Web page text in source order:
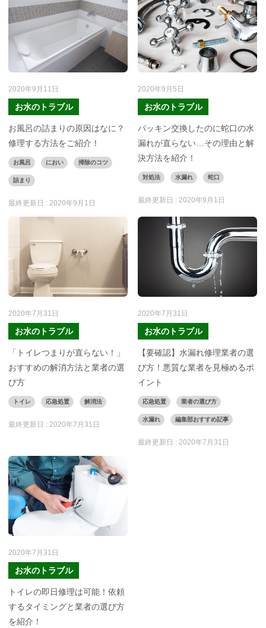
2020年9月11日
お水のトラブル
お風呂の詰まりの原因はなに？
修理する方法をご紹介！
お風呂 におい 掃除のコツ
詰まり
最終更新日 : 2020年9月1日
2020年9月5日
お水のトラブル
パッキン交換したのに蛇口の水
漏れが直らない…その理由と解
決方法を紹介！
対処法 水漏れ 蛇口
最終更新日 :2020年9月1日
2020年7月31日
お水のトラブル
「トイレつまりが直らない！」
おすすめの解消方法と業者の選
び方
トイレ 応急処置 解消法
最終更新日 : 2020年7月31日
2020年7月31日
お水のトラブル
【要確認】水漏れ修理業者の選
び方！悪質な業者を見極めるポ
イント
応急処置 業者の選び方
水漏れ 編集部おすすめ記事
最終更新日 : 2020年7月31日
2020年7月31日
お水のトラブル
トイレの即日修理は可能！依頼
するタイミングと業者の選び方
を紹介！